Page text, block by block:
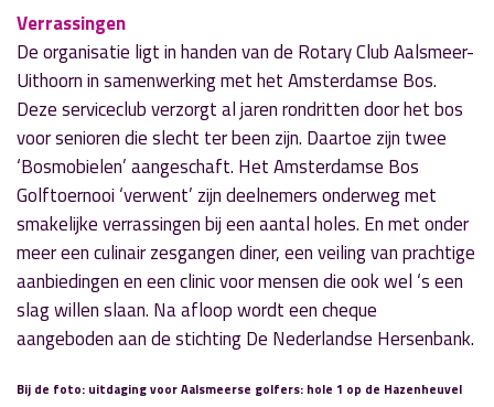
Verrassingen
De organisatie ligt in handen van de Rotary Club Aalsmeer-
Uithoorn in samenwerking met het Amsterdamse Bos.
Deze serviceclub verzorgt al jaren rondritten door het bos
voor senioren die slecht ter been zijn. Daartoe zijn twee
‘Bosmobielen’ aangeschaft. Het Amsterdamse Bos
Golftoernooi ‘verwent’ zijn deelnemers onderweg met
smakelijke verrassingen bij een aantal holes. En met onder
meer een culinair zesgangen diner, een veiling van prachtige
aanbiedingen en een clinic voor mensen die ook wel ‘s een
slag willen slaan. Na afloop wordt een cheque
aangeboden aan de stichting De Nederlandse Hersenbank.
Bij de foto: uitdaging voor Aalsmeerse golfers: hole 1 op de Hazenheuvel